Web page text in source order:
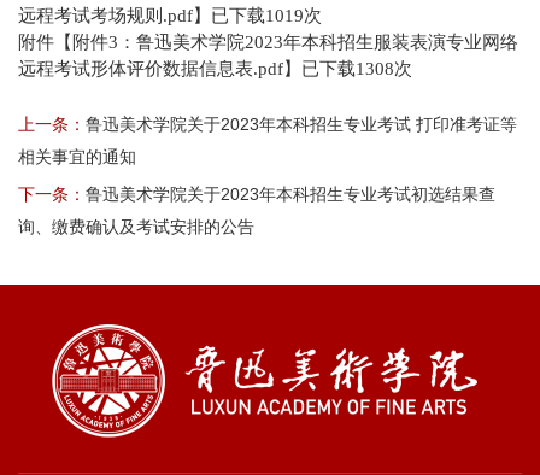
远程考试考场规则.pdf】已下载1019次
附件【 附件3：鲁迅美术学院2023年本科招生服装表演专业网络
远程考试形体评价数据信息表.pdf】已下载1308次
上一条： 鲁迅美术学院关于2023年本科招生专业考试 打印准考证等
相关事宜的通知
下一条： 鲁迅美术学院关于2023年本科招生专业考试初选结果查
询、缴费确认及考试安排的公告